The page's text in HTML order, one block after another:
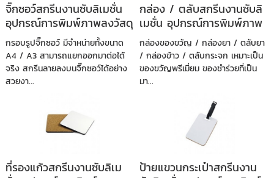
จิ๊กซอว์สกรีนงานซับลิเมชั่น
อุปกรณ์การพิมพ์ภาพลงวัสดุ
กรอบรูปจิ๊กซอว์ มีจำหน่ายทั้งขนาด
A4 / A3 สามารถแยกออกมาต่อได้
จริง สกรีนลายลงบนจิ๊กซอว์ได้อย่าง
สวยงา...
กล่อง / ตลับสกรีนงานซับลิ
เมชั่น อุปกรณ์การพิมพ์ภาพ
ลงวัสดุ
กล่องของขวัญ / กล่องยา / ตลับยา
/ กล่องข้าว / ตลับกระจก เหมาะเป็น
ของขวัญพรีเมี่ยม ของชำร่วยที่เป็น
มา...
ที่รองแก้วสกรีนงานซับลิเม
ป้ายแขวนกระเป๋าสกรีนงาน